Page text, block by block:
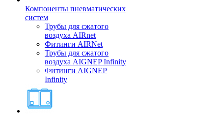
Компоненты пневматических
систем
Трубы для сжатого
воздуха AIRnet
Фитинги AIRNet
Трубы для сжатого
воздуха AIGNEP Infinity
Фитинги AIGNEP
Infinity